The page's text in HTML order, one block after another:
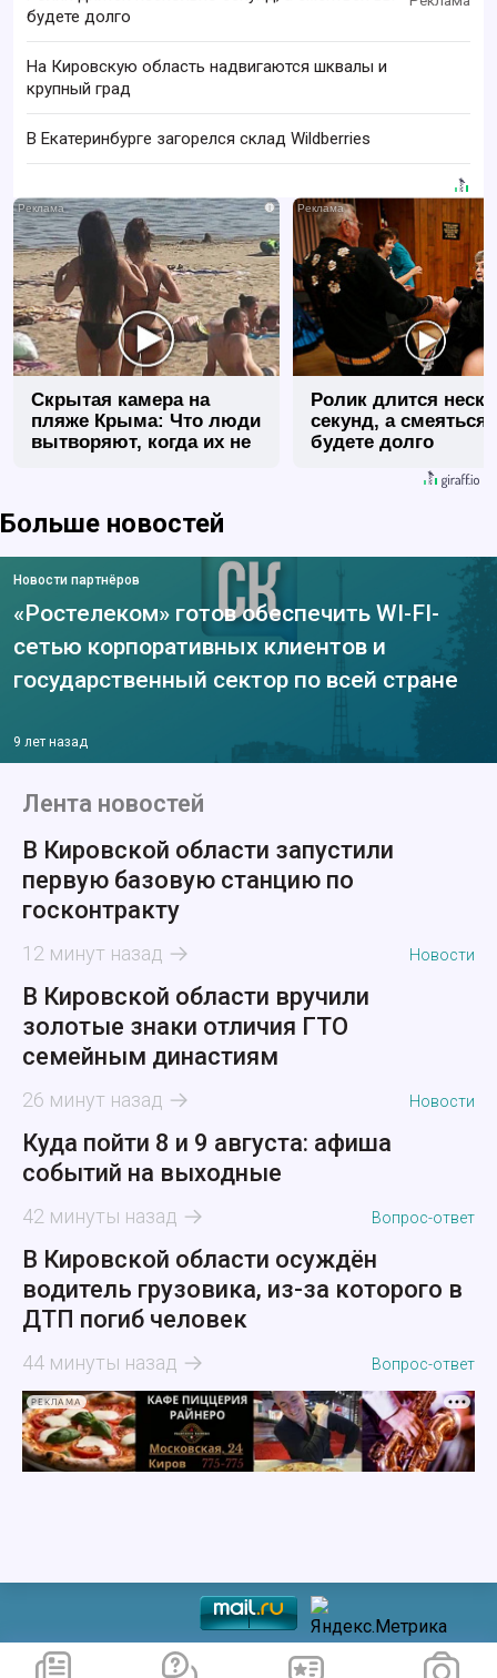
будете долго
На Кировскую область надвигаются шквалы и
крупный град
В Екатеринбурге загорелся склад Wildberries
i
Скрытая камера на
пляже Крыма: Что люди
вытворяют, когда их не
Ролик длится
секунд, а смеяться
будете долго
Больше новостей
Новости партнёров
«Ростелеком» готов обеспечить WI-FI-
сетью корпоративных клиентов и
государственный сектор по всей стране
9 лет назад
Лента новостей
В Кировской области запустили
первую базовую станцию по
госконтракту
12 минут назад Новости
В Кировской области вручили
золотые знаки отличия ГТО
семейным династиям
26 минут назад Новости
Куда пойти 8 и 9 августа: афиша
событий на выходные
42 минуты назад Вопрос-ответ
В Кировской области осуждён
водитель грузовика, из-за которого в
ДТП погиб человек
44 минуты назад Вопрос-ответ
РЕКЛАМА